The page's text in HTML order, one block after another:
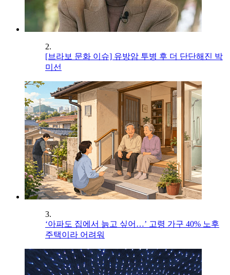
2.
[브라보 문화 이슈] 유방암 투병 후 더 단단해진 박
미선
3.
‘아파도 집에서 늙고 싶어…’ 고령 가구 40% 노후
주택이라 어려워